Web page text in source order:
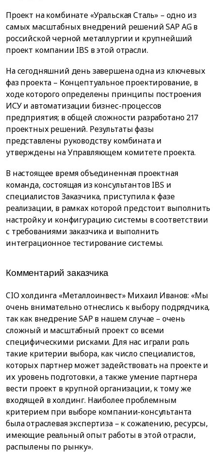
Проект на комбинате «Уральская Сталь» – одно из
самых масштабных внедрений решений SAP AG в
российской черной металлургии и крупнейший
проект компании IBS в этой отрасли.
На сегодняшний день завершена одна из ключевых
фаз проекта – Концептуальное проектирование, в
ходе которого определены принципы построения
ИСУ и автоматизации бизнес-процессов
предприятия; в общей сложности разработано 217
проектных решений. Результаты фазы
представлены руководству комбината и
утверждены на Управляющем комитете проекта.
В настоящее время объединенная проектная
команда, состоящая из консультантов IBS и
специалистов Заказчика, приступила к фазе
реализации, в рамках которой предстоит выполнить
настройку и конфигурацию системы в соответствии
с требованиями заказчика и выполнить
интеграционное тестирование системы.
Комментарий заказчика
CIO холдинга «Металлоинвест» Михаил Иванов: «Мы
очень внимательно отнеслись к выбору подрядчика,
так как внедрение SAP в нашем случае – очень
сложный и масштабный проект со всеми
специфическими рисками. Для нас играли роль
такие критерии выбора, как число специалистов,
которых партнер может задействовать на проекте и
их уровень подготовки, а также умение партнера
вести проект в крупной организации, к тому же
входящей в холдинг. Наиболее проблемным
критерием при выборе компании-консультанта
была отраслевая экспертиза – к сожалению, ресурсы,
имеющие реальный опыт работы в этой отрасли,
распылены по рынку».